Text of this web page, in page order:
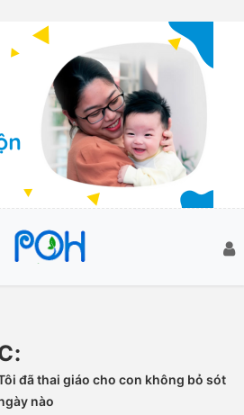
đã thai giáo cho con không bỏ sót
nào